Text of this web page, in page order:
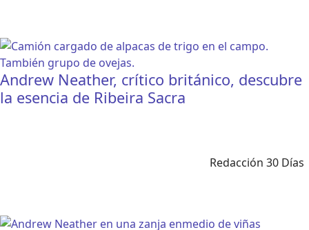
Andrew Neather, crítico británico, descubre
la esencia de Ribeira Sacra
Redacción 30 Días